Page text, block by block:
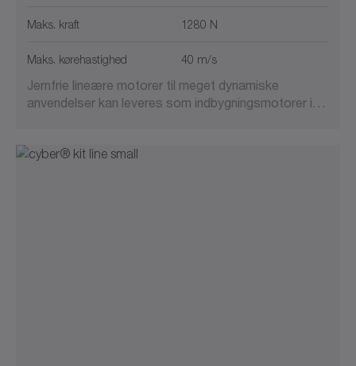
Maks. kraft 1280 N
Maks. kørehastighed 40 m/s
Jernfrie lineære motorer til meget dynamiske
anvendelser kan leveres som indbygningsmotorer i…